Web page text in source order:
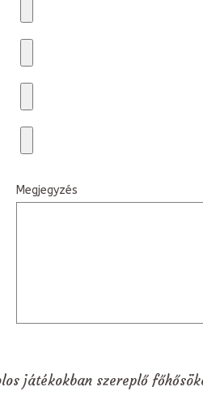
Megjegyzés
játékokban szereplő